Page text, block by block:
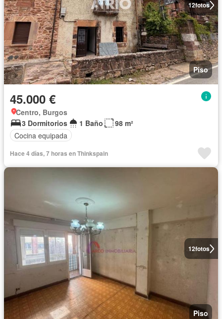
12fotos
Piso
45.000 €
Centro, Burgos
3 Dormitorios
1 Baño
98 m²
Cocina equipada
Hace 4 días, 7 horas en Thinkspain
12fotos
Piso